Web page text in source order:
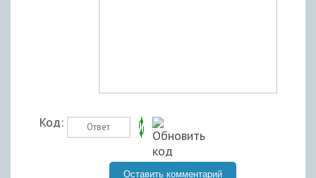
Код: